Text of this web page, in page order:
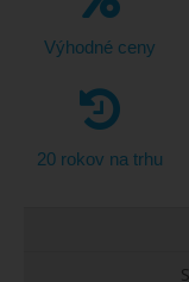
Výhodné ceny
20 rokov na trhu